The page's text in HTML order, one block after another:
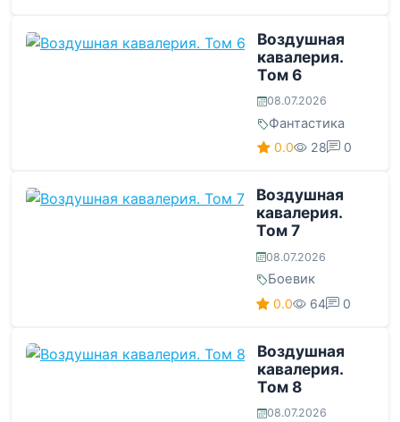
Воздушная
кавалерия.
Том 6
08.07.2026
Фантастика
0.0 28 0
Воздушная
кавалерия.
Том 7
08.07.2026
Боевик
0.0 64 0
Воздушная
кавалерия.
Том 8
08.07.2026